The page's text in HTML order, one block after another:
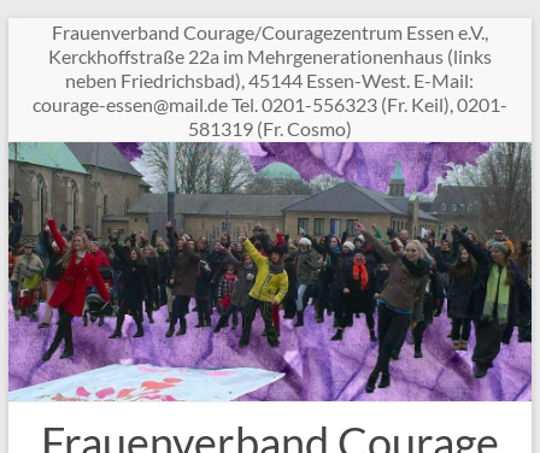
Inhalt
springen
Frauenverband Courage/Couragezentrum Essen e.V.,
Kerckhoffstraße 22a im Mehrgenerationenhaus (links
neben Friedrichsbad), 45144 Essen-West. E-Mail:
ed.li
am@ne
sse-e
garuo
c
Tel. 0201-556323 (Fr. Keil), 0201-
581319 (Fr. Cosmo)
Frauenverband Courage